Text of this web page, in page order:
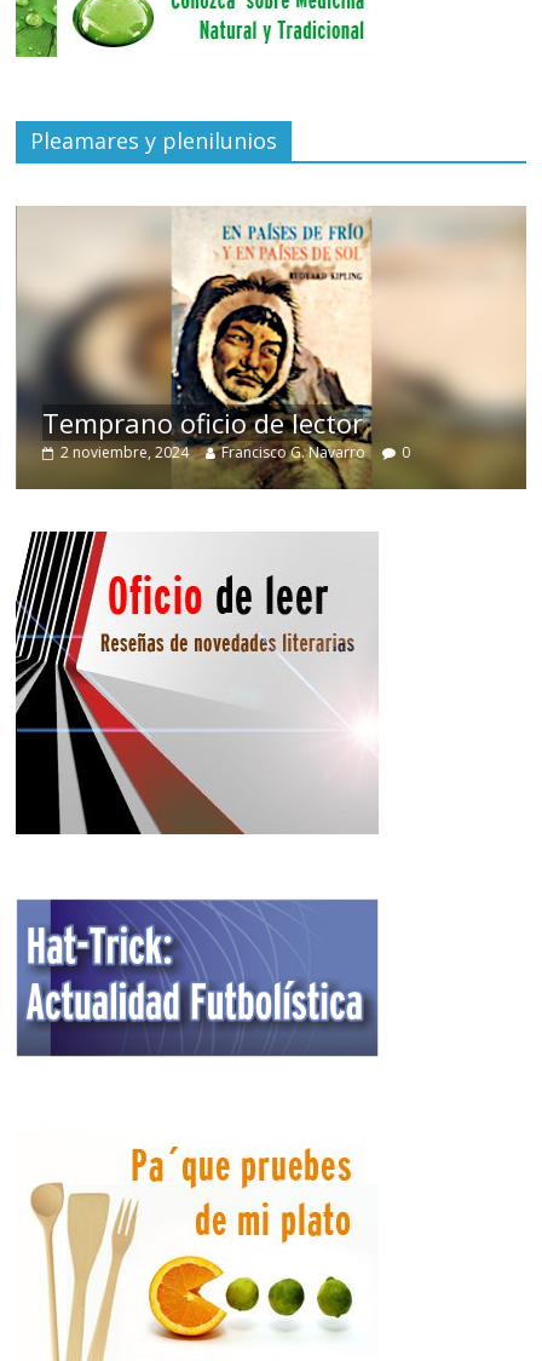
Pleamares y plenilunios
Temprano oficio de lector
2 noviembre, 2024 Francisco G. Navarro 0